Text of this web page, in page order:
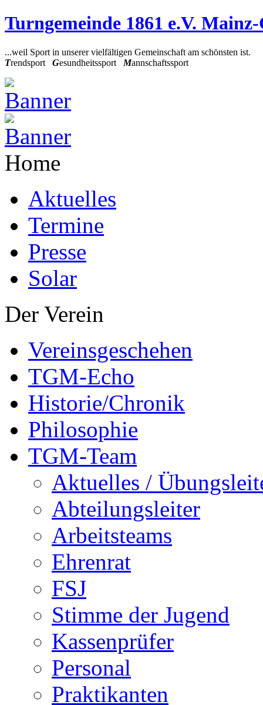
Turngemeinde 1861 e.V.
...weil Sport in unserer vielfältigen Gemeinschaft am schönsten ist.
Trendsport Gesundheitssport Mannschaftssport
Home
Aktuelles
Termine
Presse
Solar
Der Verein
Vereinsgeschehen
TGM-Echo
Historie/Chronik
Philosophie
TGM-Team
Aktuelles /
Abteilungsleiter
Arbeitsteams
Ehrenrat
FSJ
Stimme der Jugend
Kassenprüfer
Personal
Praktikanten